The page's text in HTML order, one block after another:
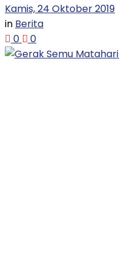
Kamis, 24 Oktober 2019
in Berita
0
0